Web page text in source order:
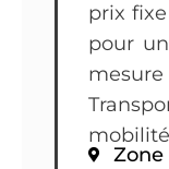
prix
pour